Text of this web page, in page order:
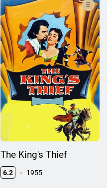
The King's Thief
6.2 1955